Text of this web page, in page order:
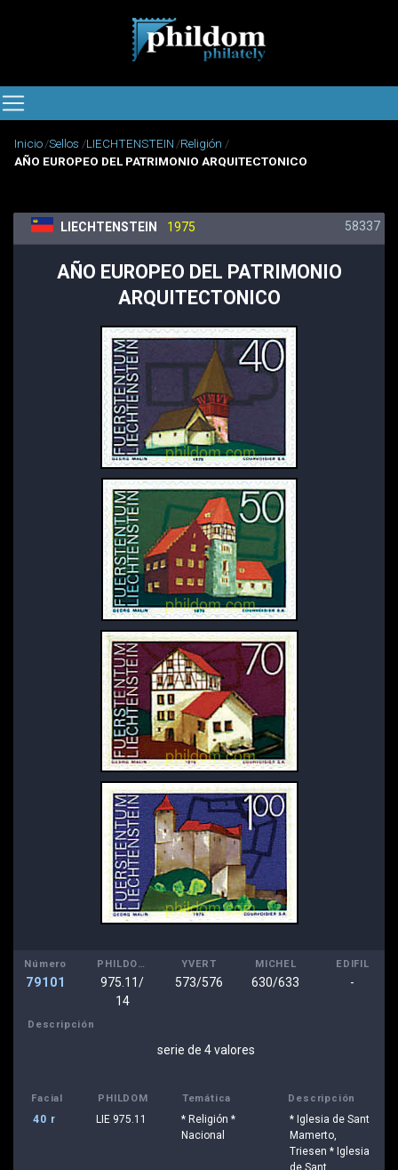
Inicio Sellos LIECHTENSTEIN Religión
AÑO EUROPEO DEL PATRIMONIO ARQUITECTONICO
LIECHTENSTEIN 1975 58337
AÑO EUROPEO DEL PATRIMONIO
ARQUITECTONICO
Número
79101
PHILDOM
975.11/
14
YVERT
573/576
MICHEL
630/633
EDIFIL
-
Descripción
serie de 4 valores
Facial PHILDOM Temática Descripción
40 r LIE 975.11
* Religión *
Nacional
* Iglesia de Sant
Mamerto,
Triesen * Iglesia
de Sant